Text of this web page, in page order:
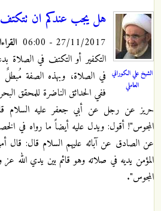
الشيخ علي الكوراني
العاملي
هل يجب عندكم ان تتكتف
27/11/2017 - 06:00
التكفير أو التكتف في الصلاة
في الصلاة، وبهذه الصفة مُبطلٌ
حريز عن رجل عن أبي جعفر عليه السلام
المجوس"! أقول: ويدل عليه أيضاً ما رواه في
عن الصادق عن آبائه عليهم السلام قال: قال
المؤمن يديه في صلاته وهو قائم بين يدي الله
المجوس".